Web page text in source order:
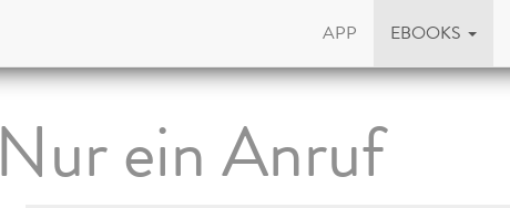
APP EBOOKS
Nur ein Anruf